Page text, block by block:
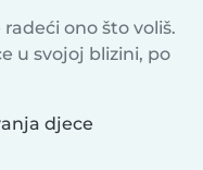
ono što voliš.
u svojoj blizini, po
djece